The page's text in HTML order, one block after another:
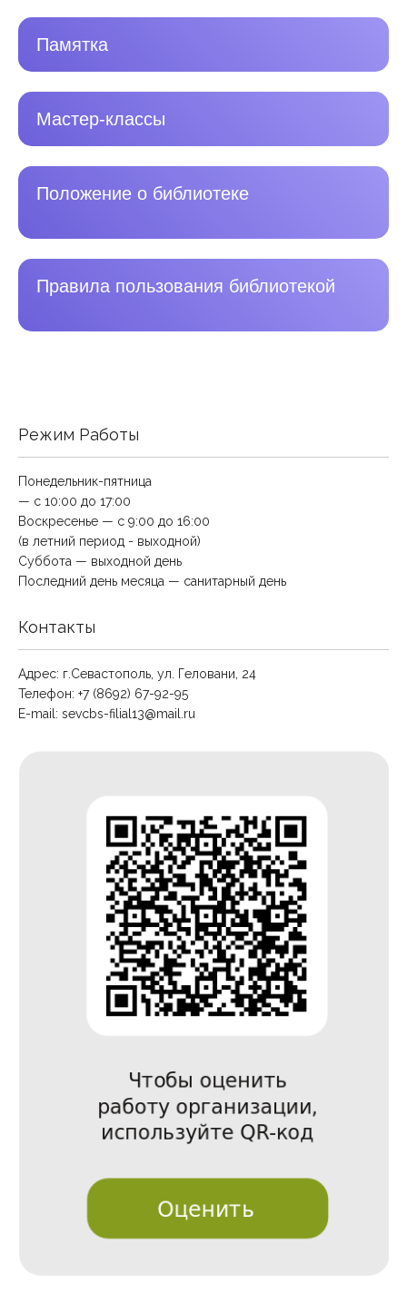
Памятка
Мастер-классы
Положение о библиотеке
Правила пользования библиотекой
Режим Работы
Понедельник-пятница
— с 10:00 до 17:00
Воскресенье — с 9:00 до 16:00
(в летний период - выходной)
Суббота — выходной день
Последний день месяца — санитарный день
Контакты
Адрес: г.Севастополь, ул. Геловани, 24
Телефон: +7 (8692) 67-92-95
E-mail: sevcbs-filial13@mail.ru